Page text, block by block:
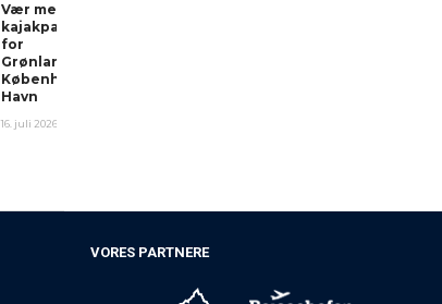
Vær med i
kajakparade
for
Grønland i
Københavns
Havn
16. juli 2026
VORES PARTNERE